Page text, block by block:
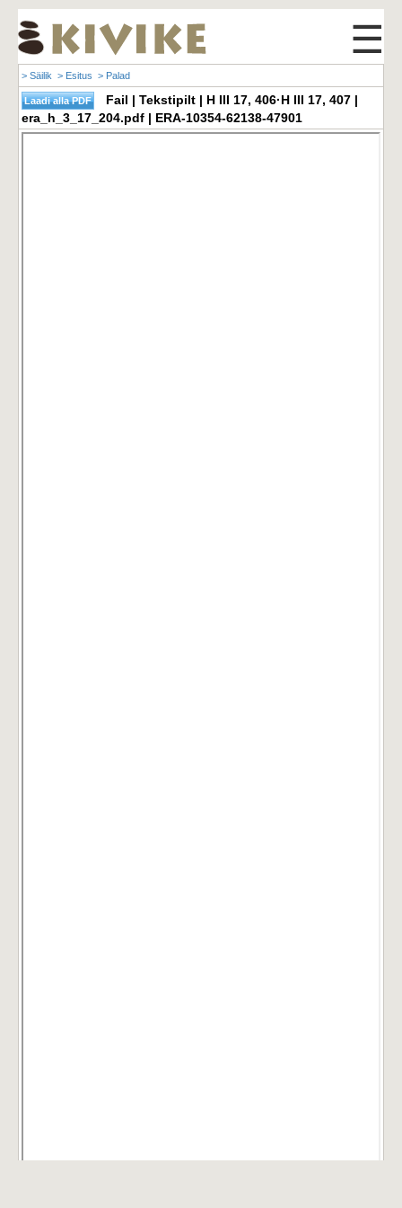
☰
> Säilik > Esitus > Palad
Fail | Tekstipilt | H III 17, 406·H III 17, 407 |
era_h_3_17_204.pdf | ERA-10354-62138-47901